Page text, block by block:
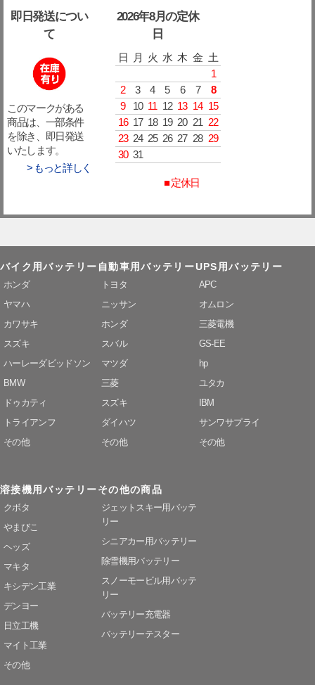
即日発送につい
て
このマークがある
商品は、一部条件
を除き、即日発送
いたします。
> もっと詳しく
2026年8月の定休
日
日 月 火 水 木 金 土
1
2
3 4 5 6 7
8
9
10 11 12 13 14 15
16 17 18 19 20 21 22
23 24 25 26 27 28 29
30 31
■ 定休日
バイク用バッテリー
ホンダ
ヤマハ
カワサキ
スズキ
ハーレーダビッドソン
BMW
ドゥカティ
トライアンフ
その他
自動車用バッテリー
トヨタ
ニッサン
ホンダ
スバル
マツダ
三菱
スズキ
ダイハツ
その他
UPS用バッテリー
APC
オムロン
三菱電機
GS-EE
hp
ユタカ
IBM
サンワサプライ
その他
溶接機用バッテリー
クボタ
やまびこ
ヘッズ
マキタ
キシデン工業
デンヨー
日立工機
マイト工業
その他
その他の商品
ジェットスキー用バッテ
リー
シニアカー用バッテリー
除雪機用バッテリー
スノーモービル用バッテ
リー
バッテリー充電器
バッテリーテスター